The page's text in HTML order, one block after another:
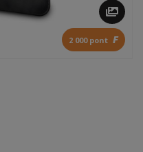
2 000 pont F